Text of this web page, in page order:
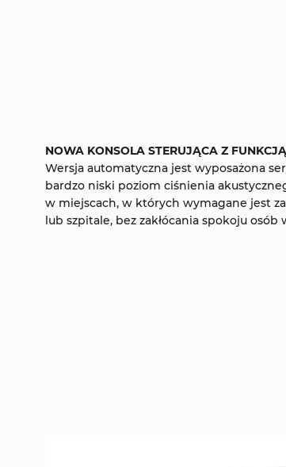
NOWA KONSOLA STERUJĄCA Z
Wersja automatyczna jest wyposażona
bardzo niski poziom ciśnienia
w miejscach, w których wymagane jest
lub szpitale, bez zakłócania spokoju